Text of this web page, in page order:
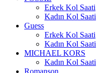
Erkek Kol Saati
Kadın Kol Saati
Guess
Erkek Kol Saati
Kadın Kol Saati
MICHAEL KORS
Kadın Kol Saati
Romanson